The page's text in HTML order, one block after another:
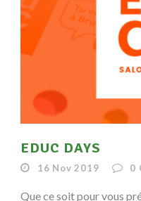
EDUC DAYS
16 Nov 2019 0
Que ce soit pour vous